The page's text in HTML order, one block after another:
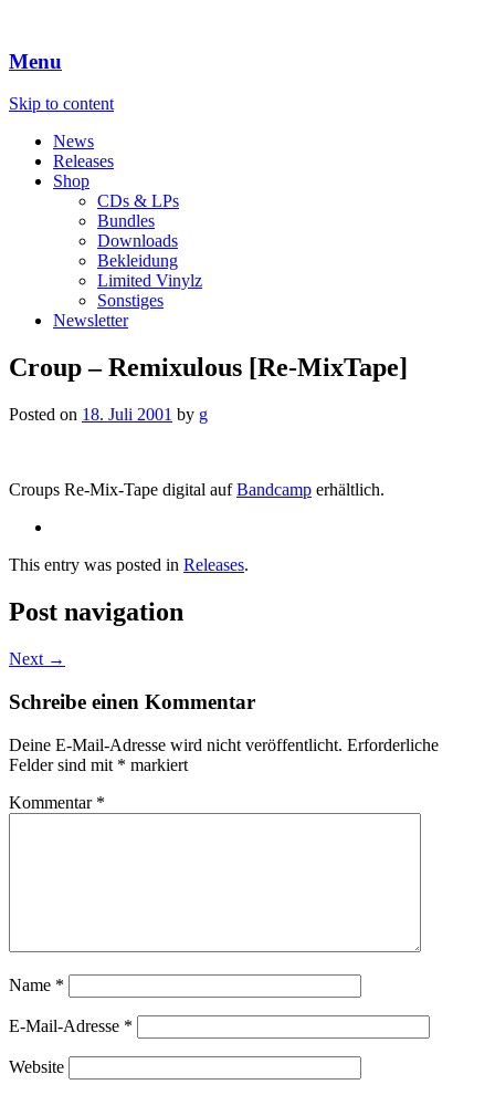
Menu
Skip to content
News
Releases
Shop
CDs & LPs
Bundles
Downloads
Bekleidung
Limited Vinylz
Sonstiges
Newsletter
Croup – Remixulous [Re-MixTape]
Posted on 18. Juli 2001 by g
Croups Re-Mix-Tape digital aufBandcamp erhältlich.
This entry was posted in Releases.
Post navigation
Next →
Schreibe einen Kommentar
Deine E-Mail-Adresse wird nicht veröffentlicht. Erforderliche
Felder sind mit * markiert
Kommentar *
Name *
E-Mail-Adresse *
Website